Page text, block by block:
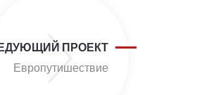
ПРОЕКТ
Европутишествие